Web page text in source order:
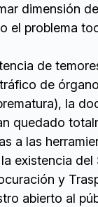
dimensión
el problema
de
de
la
quedado
a las
existencia del
y
abierto al